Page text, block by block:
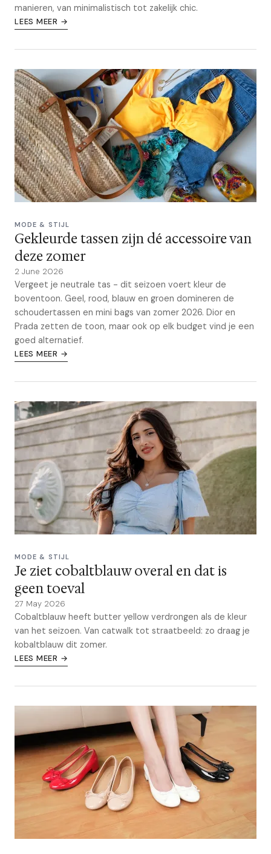
manieren, van minimalistisch tot zakelijk chic.
LEES MEER →
MODE & STIJL
Gekleurde tassen zijn dé accessoire van
deze zomer
2 June 2026
Vergeet je neutrale tas - dit seizoen voert kleur de
boventoon. Geel, rood, blauw en groen domineren de
schoudertassen en mini bags van zomer 2026. Dior en
Prada zetten de toon, maar ook op elk budget vind je een
goed alternatief.
LEES MEER →
MODE & STIJL
Je ziet cobaltblauw overal en dat is
geen toeval
27 May 2026
Cobaltblauw heeft butter yellow verdrongen als de kleur
van het seizoen. Van catwalk tot straatbeeld: zo draag je
kobaltblauw dit zomer.
LEES MEER →